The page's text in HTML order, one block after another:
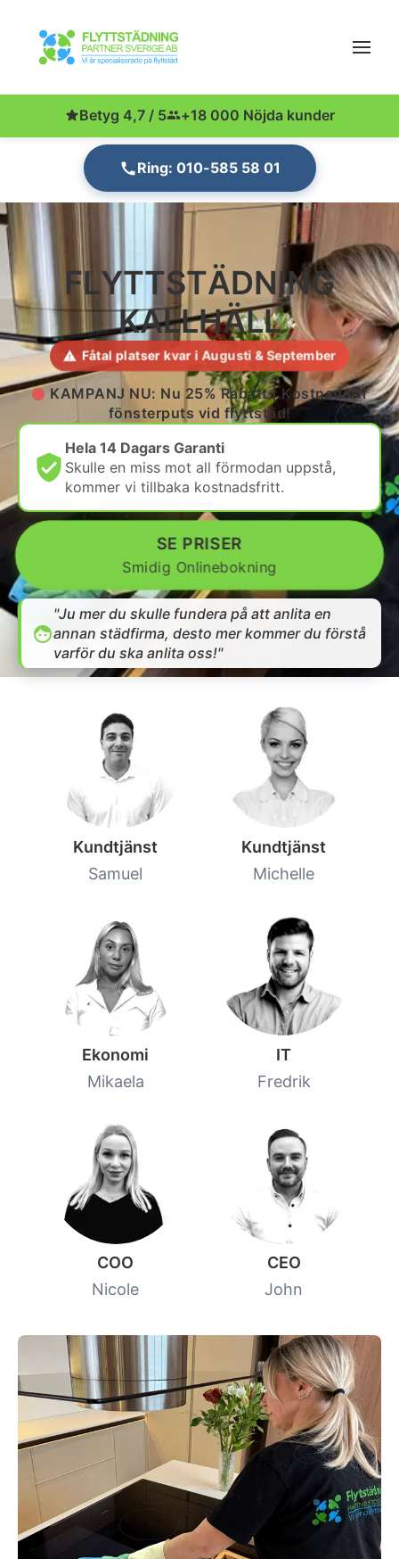
Betyg 4,7 / 5 +18 000 Nöjda kunder
Ring: 010-585 58 01
FLYTTSTÄDNING
KALLHÄLL
Fåtal platser kvar i Augusti & September
KAMPANJ NU: Nu 25% Rabatt | Kostnadsfri
fönsterputs vid flyttstäd!
Hela 14 Dagars Garanti
Skulle en miss mot all förmodan uppstå,
kommer vi tillbaka kostnadsfritt.
SE PRISER
Smidig Onlinebokning
"Ju mer du skulle fundera på att anlita en
annan städfirma, desto mer kommer du förstå
varför du ska anlita oss!"
Kundtjänst
Samuel
Kundtjänst
Michelle
Ekonomi
Mikaela
IT
Fredrik
COO
Nicole
CEO
John